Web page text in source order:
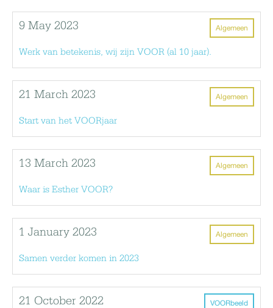
Algemeen
9 May 2023
Werk van betekenis, wij zijn VOOR (al 10 jaar).
Algemeen
21 March 2023
Start van het VOORjaar
Algemeen
13 March 2023
Waar is Esther VOOR?
Algemeen
1 January 2023
Samen verder komen in 2023
VOORbeeld
21 October 2022